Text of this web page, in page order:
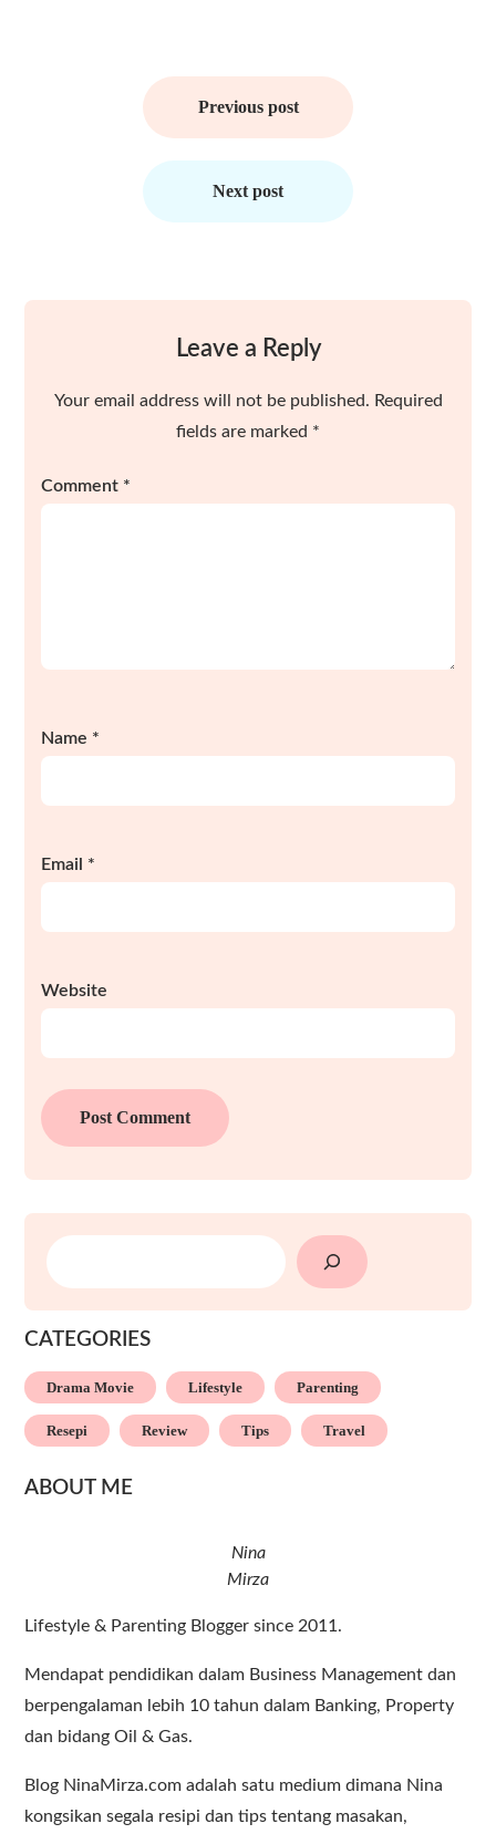
Previous post
Next post
Leave a Reply
Your email address will not be published. Required
fields are marked *
Comment *
Name *
Email *
Website
SEARCH
CATEGORIES
Drama Movie Lifestyle Parenting
Resepi Review Tips Travel
ABOUT ME
Nina
Mirza
Lifestyle & Parenting Blogger since 2011.
Mendapat pendidikan dalam Business Management dan
berpengalaman lebih 10 tahun dalam Banking, Property
dan bidang Oil & Gas.
Blog NinaMirza.com adalah satu medium dimana Nina
kongsikan segala resipi dan tips tentang masakan,